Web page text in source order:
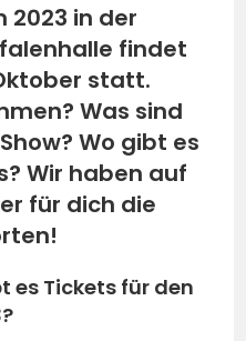
2023 in der
findet
statt.
Was sind
Wo gibt es
Wir haben auf
für dich die
es Tickets für den
?